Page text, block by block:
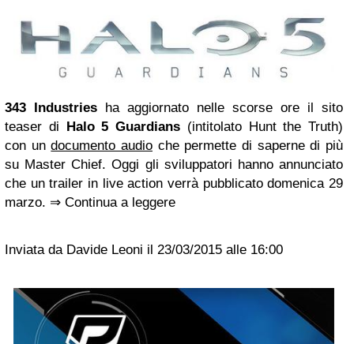
343 Industries ha aggiornato nelle scorse ore il sito
teaser di Halo 5 Guardians (intitolato Hunt the Truth)
con undocumento audio che permette di saperne di più
su Master Chief. Oggi gli sviluppatori hanno annunciato
che un trailer in live action verrà pubblicato domenica 29
marzo. ⇒ Continua a leggere
Inviata da Davide Leoni il 23/03/2015 alle 16:00